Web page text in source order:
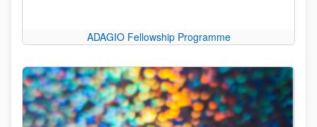
ADAGIO Fellowship Programme